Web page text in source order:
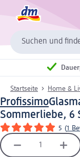
Suchen und
Startseite Home &
Profissimo
Sommerliebe, 6
5 (1